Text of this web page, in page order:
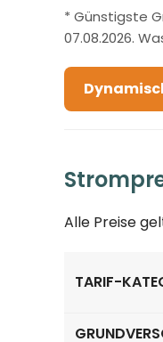
* Günstigste
07.08.2026.
Alle Preise
Strompreise
TARIF-